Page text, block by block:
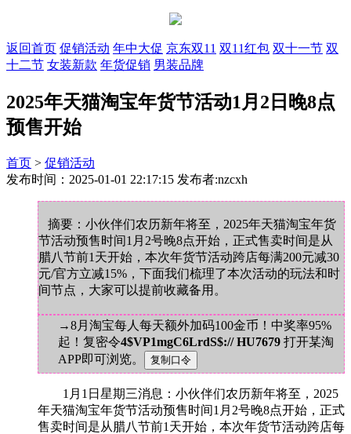
返回首页 促销活动 年中大促 京东双11 双11红包 双十一节 双
十二节 女装新款 年货促销 男装品牌
2025年天猫淘宝年货节活动1月2日晚8点
预售开始
首页 > 促销活动
发布时间：2025-01-01 22:17:15 发布者:nzcxh
摘要：小伙伴们农历新年将至，2025年天猫淘宝年货
节活动预售时间1月2号晚8点开始，正式售卖时间是从
腊八节前1天开始，本次年货节活动跨店每满200元减30
元/官方立减15%，下面我们梳理了本次活动的玩法和时
间节点，大家可以提前收藏备用。
→8月淘宝每人每天额外加码100金币！中奖率95%
起！复密令4$VP1mgC6LrdS$:// HU7679 打开某淘
APP即可浏览。
1月1日星期三消息：小伙伴们农历新年将至，2025
年天猫淘宝年货节活动预售时间1月2号晚8点开始，正式
售卖时间是从腊八节前1天开始，本次年货节活动跨店每